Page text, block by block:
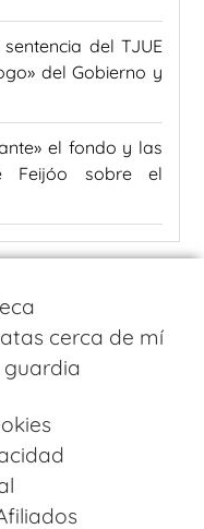
del TJUE
del Gobierno y
el fondo y las
Feijóo sobre el
cerca de mí
guardia